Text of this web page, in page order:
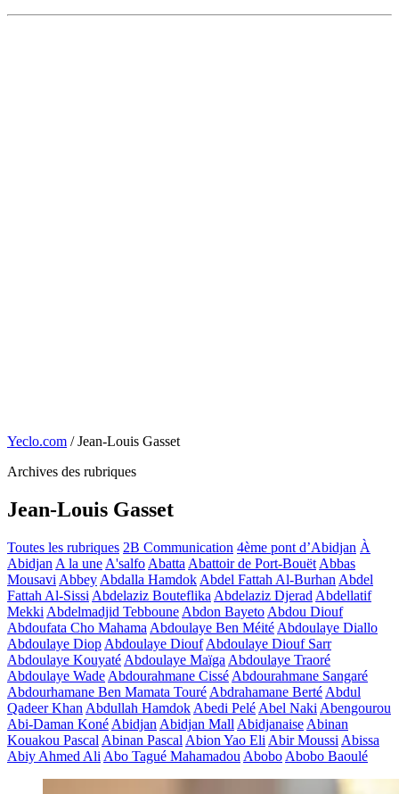
Yeclo.com / Jean-Louis Gasset
Archives des rubriques
Jean-Louis Gasset
Toutes les rubriques 2B Communication 4ème pont d’Abidjan À
Abidjan A la une A'salfo Abatta Abattoir de Port-Bouët Abbas
Mousavi Abbey Abdalla Hamdok Abdel Fattah Al-Burhan Abdel
Fattah Al-Sissi Abdelaziz Bouteflika Abdelaziz Djerad Abdellatif
Mekki Abdelmadjid Tebboune Abdon Bayeto Abdou Diouf
Abdoufata Cho Mahama Abdoulaye Ben Méité Abdoulaye Diallo
Abdoulaye Diop Abdoulaye Diouf Abdoulaye Diouf Sarr
Abdoulaye Kouyaté Abdoulaye Maïga Abdoulaye Traoré
Abdoulaye Wade Abdourahmane Cissé Abdourahmane Sangaré
Abdourhamane Ben Mamata Touré Abdrahamane Berté Abdul
Qadeer Khan Abdullah Hamdok Abedi Pelé Abel Naki Abengourou
Abi-Daman Koné Abidjan Abidjan Mall Abidjanaise Abinan
Kouakou Pascal Abinan Pascal Abion Yao Eli Abir Moussi Abissa
Abiy Ahmed Ali Abo Tagué Mahamadou Abobo Abobo Baoulé